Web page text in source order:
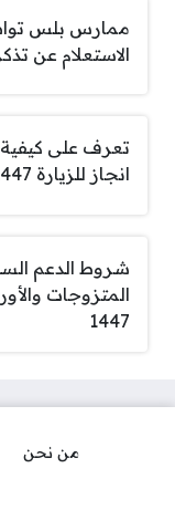
ممارس بلس
الاستعلام عن تذكرة
تعرف على
انجاز للزيارة 1447
شروط الدعم
المتزوجات
1447
من نحن